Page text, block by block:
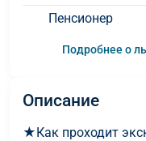
Пенсионер
Подробнее о
Описание
★Как проходит